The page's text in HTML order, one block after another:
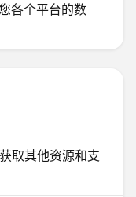
各个平台的数
取其他资源和支